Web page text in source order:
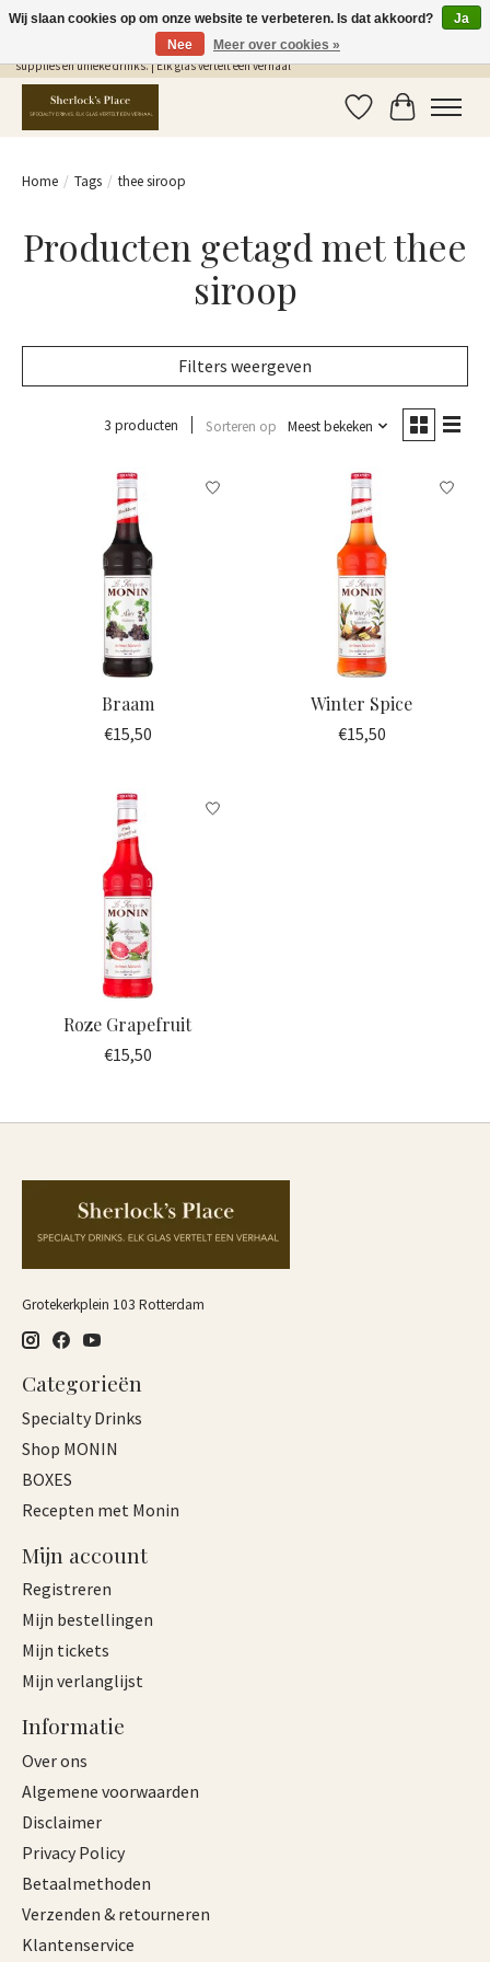
Gratis Verzending in NL vanaf €75,- | Sherlocks Place: dé plek voor MONIN siropen, bar
supplies en unieke drinks. | Elk glas vertelt een verhaal
Verlanglijst
Home / Tags / thee siroop
Producten getagd met thee
siroop
Filters weergeven
3 producten Sorteren op Meest bekeken
Braam
€15,50
Winter Spice
€15,50
Roze Grapefruit
€15,50
Grotekerkplein 103 Rotterdam
Categorieën
Specialty Drinks
Shop MONIN
BOXES
Recepten met Monin
Mijn account
Registreren
Mijn bestellingen
Mijn tickets
Mijn verlanglijst
Informatie
Over ons
Algemene voorwaarden
Disclaimer
Privacy Policy
Betaalmethoden
Verzenden & retourneren
Klantenservice
Wij slaan cookies op om onze website te verbeteren. Is dat akkoord?
Ja
Nee
Meer over cookies »